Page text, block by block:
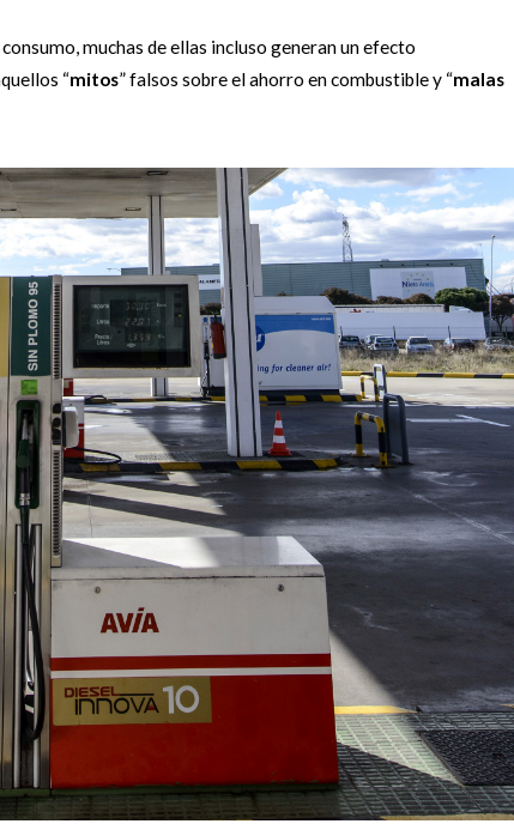
muchas de ellas incluso generan un efecto
“mitos” falsos sobre el ahorro en combustible y “malas